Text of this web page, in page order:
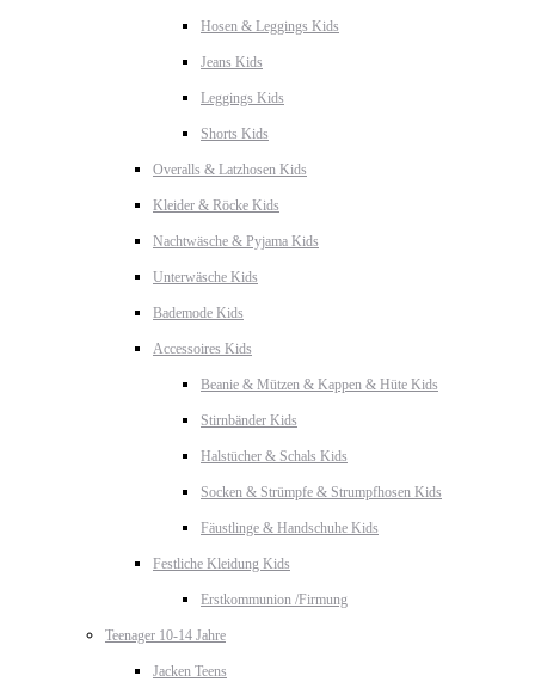
Hosen & Leggings Kids
Jeans Kids
Leggings Kids
Shorts Kids
Overalls & Latzhosen Kids
Kleider & Röcke Kids
Nachtwäsche & Pyjama Kids
Unterwäsche Kids
Bademode Kids
Accessoires Kids
Beanie & Mützen & Kappen & Hüte Kids
Stirnbänder Kids
Halstücher & Schals Kids
Socken & Strümpfe & Strumpfhosen Kids
Fäustlinge & Handschuhe Kids
Festliche Kleidung Kids
Erstkommunion /Firmung
Teenager 10-14 Jahre
Jacken Teens